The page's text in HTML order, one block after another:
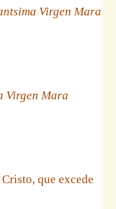
Virgen Mara
Virgen Mara
que excede